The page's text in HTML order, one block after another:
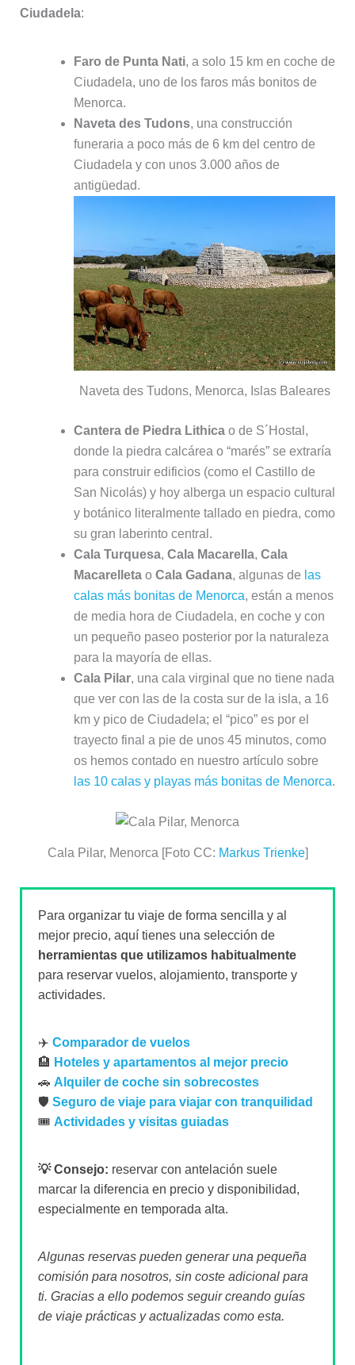
Ciudadela:
Faro de Punta Nati, a solo 15 km en coche de
Ciudadela, uno de los faros más bonitos de
Menorca.
Naveta des Tudons, una construcción
funeraria a poco más de 6 km del centro de
Ciudadela y con unos 3.000 años de
antigüedad.
Naveta des Tudons, Menorca, Islas Baleares
Cantera de Piedra Lithicao de S´Hostal,
donde la piedra calcárea o “marés” se extraría
para construir edificios (como el Castillo de
San Nicolás) y hoy alberga un espacio cultural
y botánico literalmente tallado en piedra, como
su gran laberinto central.
Cala Turquesa, Cala Macarella, Cala
Macarelletao Cala Gadana, algunas de las
calas más bonitas de Menorca, están a menos
de media hora de Ciudadela, en coche y con
un pequeño paseo posterior por la naturaleza
para la mayoría de ellas.
Cala Pilar, una cala virginal que no tiene nada
que ver con las de la costa sur de la isla, a 16
km y pico de Ciudadela; el “pico” es por el
trayecto final a pie de unos 45 minutos, como
os hemos contado en nuestro artículo sobre
las 10 calas y playas más bonitas de Menorca.
Cala Pilar, Menorca [Foto CC: Markus Trienke]
Para organizar tu viaje de forma sencilla y al
mejor precio, aquí tienes una selección de
herramientas que utilizamos habitualmente
para reservar vuelos, alojamiento, transporte y
actividades.
✈️ Comparador de vuelos
🏨 Hoteles y apartamentos al mejor precio
🚗 Alquiler de coche sin sobrecostes
🛡️ Seguro de viaje para viajar con tranquilidad
🎟️ Actividades y visitas guiadas
💡 Consejo: reservar con antelación suele
marcar la diferencia en precio y disponibilidad,
especialmente en temporada alta.
Algunas reservas pueden generar una pequeña
comisión para nosotros, sin coste adicional para
ti. Gracias a ello podemos seguir creando guías
de viaje prácticas y actualizadas como esta.